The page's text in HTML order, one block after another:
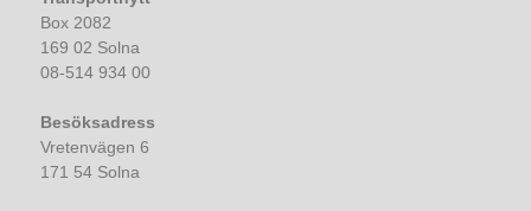
Box 2082
169 02 Solna
08-514 934 00
Besöksadress
Vretenvägen 6
171 54 Solna